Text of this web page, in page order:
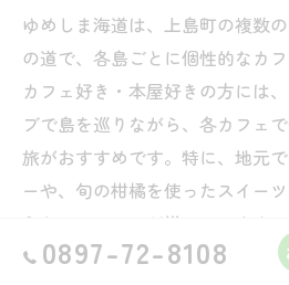
ゆめしま海道は、上島町の複数
の道で、各島ごとに個性的なカ
カフェ好き・本屋好きの方には
ブで島を巡りながら、各カフェ
旅がおすすめです。特に、地元
ーや、旬の柑橘を使ったスイー
えないメニューが揃っています。
各カフェでは、季節ごとに変わ
0897-72-8108